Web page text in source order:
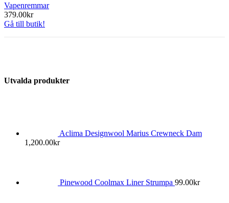
Vapenremmar
379.00kr
Gå till butik!
Utvalda produkter
Aclima Designwool Marius Crewneck Dam
1,200.00kr
Pinewood Coolmax Liner Strumpa 99.00kr